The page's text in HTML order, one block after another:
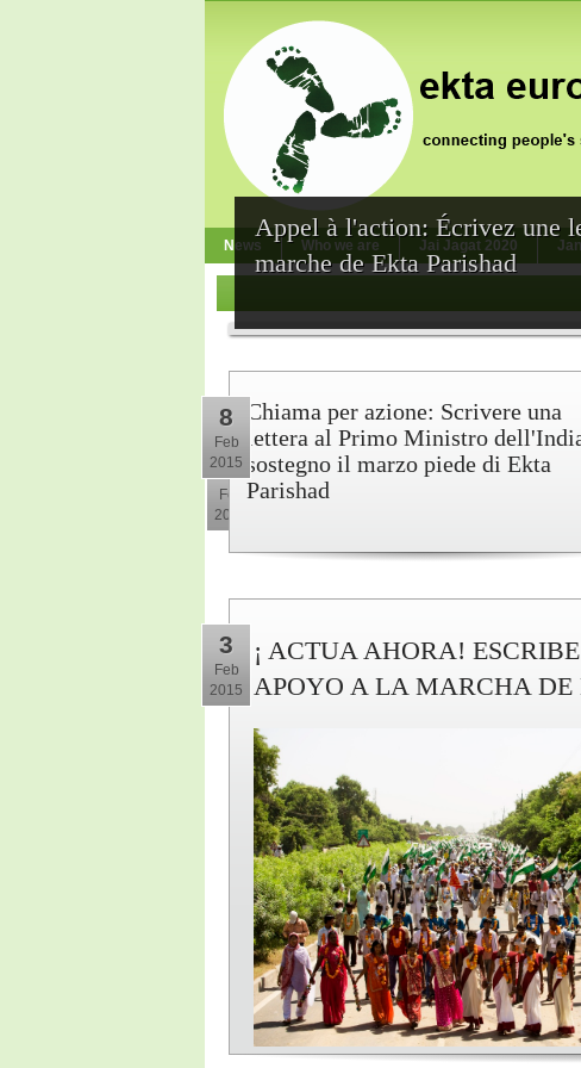
News Who we are Jai Jagat 2020
Appel à l'action: Écrivez une
marche de Ekta Parishad
10
Feb
2015
Chiama per azione: Scrivere una
lettera al Primo Ministro
sostegno il marzo piede di Ekta
Parishad
8
Feb
2015
3
Feb
2015
¡ ACTUA AHORA!
APOYO A LA MARCHA DE